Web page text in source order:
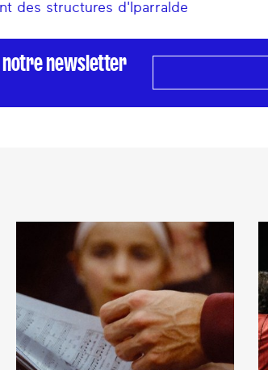
des structures d'Iparralde
notre newsletter